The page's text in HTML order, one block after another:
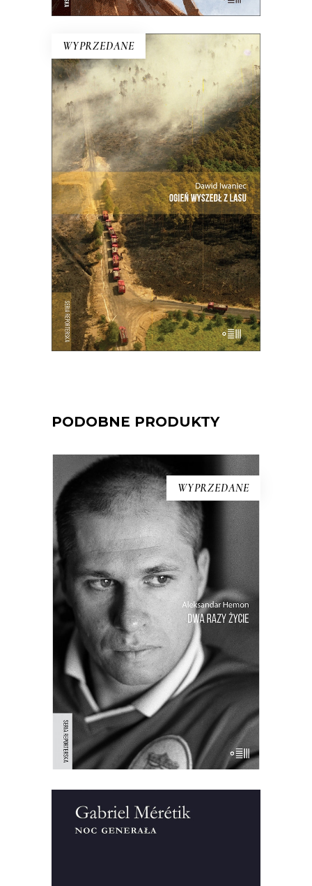
WYPRZEDANE
E-BOOK DO KOSZYKA
OGIEŃ WYSZEDŁ Z LASU
Ta reporterska rekonstrukcja niemal
minuta po minucie największego
pożaru lasu w Polsce.
42.00zł 21.00zł
PODOBNE PRODUKTY
WYPRZEDANE
[EBOOK] Aleksandar Hemon –
DWA RAZY ŻYCIE. BOŚNIA I
AMERYKA
Osobista opowieść amerykańsko-
bośniackiego pisarza o chłopięcych
latach spędzonych w Jugosławii i o
przymusowej emigracji, o utracie
przeszłości i przymusie odnalezienia się
w nowej teraźniejszości. “Wojna przyszła
do nas i teraz czekaliśmy na to, kto
przeżyje, kto będzie zabijał i kto […]
[EBOOK] Gabriel Meretik – NOC